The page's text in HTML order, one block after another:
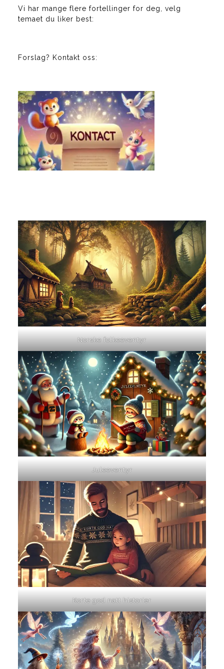
Vi har mange flere fortellinger for deg, velg
temaet du liker best:
Forslag? Kontakt oss:
Norske folkeeventyr
Juleeventyr
Korte god natt historier